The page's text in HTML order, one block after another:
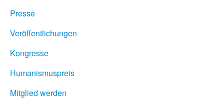
Presse
Veröffentlichungen
Kongresse
Humanismuspreis
Mitglied werden